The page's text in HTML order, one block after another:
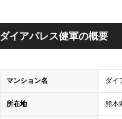
ダイアパレス健軍の概要
マンション名 ダイ
所在地 熊本